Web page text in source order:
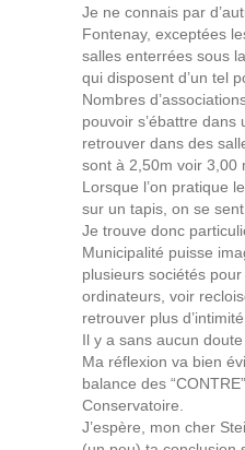
Je ne connais par
Fontenay, exceptées
salles enterrées sous
qui disposent d’un tel
Nombres
pouvoir s’ébattre
retrouver dans des
sont à 2,50m voir 3,00
Lorsque l’on pratique
sur un tapis, on se
Je trouve donc
Municipalité puisse
plusieurs sociétés
ordinateurs, voir
retrouver plus d’intimité.
Il y a sans aucun
Ma réflexion va bien
balance des
Conservatoire.
J’espère, mon cher